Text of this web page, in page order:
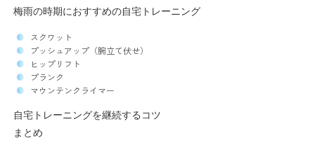
梅雨の時期におすすめの自宅トレーニング
スクワット
プッシュアップ（腕立て伏せ）
ヒップリフト
プランク
マウンテンクライマー
自宅トレーニングを継続するコツ
まとめ